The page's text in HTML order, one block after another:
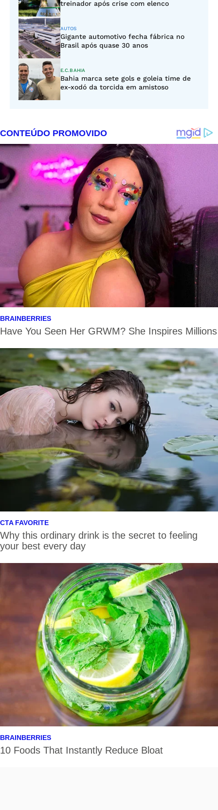
treinador após crise com elenco
AUTOS
Gigante automotivo fecha fábrica no
Brasil após quase 30 anos
E.C.BAHIA
Bahia marca sete gols e goleia time de
ex-xodó da torcida em amistoso